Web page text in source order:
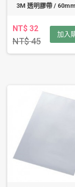
3M 透明膠帶 /
NT$ 32
NT$ 45
加入